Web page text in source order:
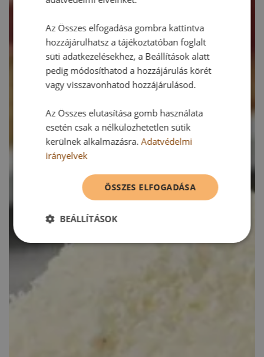
Az Összes elfogadása gombra kattintva
hozzájárulhatsz a tájékoztatóban foglalt
süti adatkezelésekhez, a Beállítások alatt
pedig módosíthatod a hozzájárulás körét
vagy visszavonhatod hozzájárulásod.
Az Összes elutasítása gomb használata
esetén csak a nélkülözhetetlen sütik
kerülnek alkalmazásra.Adatvédelmi
irányelvek
ÖSSZES ELFOGADÁSA
BEÁLLÍTÁSOK